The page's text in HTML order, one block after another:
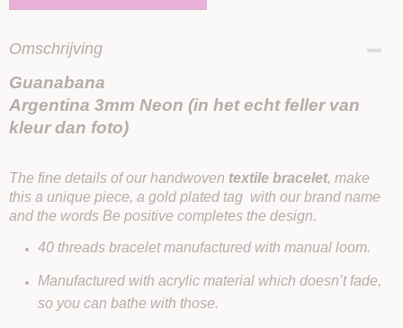
Omschrijving
Guanabana
Argentina 3mm Neon (in het echt feller van
kleur dan foto)
The fine details of our handwoven textile bracelet, make
this a unique piece, a gold plated tag with our brand name
and the words Be positive completes the design.
40 threads bracelet manufactured with manual loom.
Manufactured with acrylic material which doesn’t fade,
so you can bathe with those.